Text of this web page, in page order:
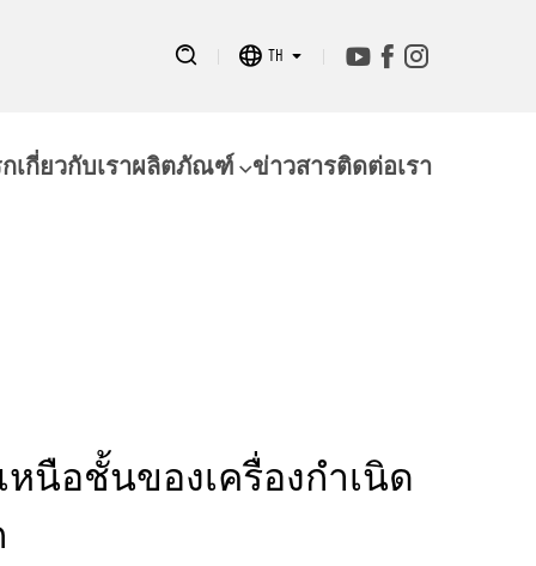
TH
เกี่ยวกับเราผลิตภัณฑ์ ข่าวสารติดต่อเรา
หนือชั้นของเครื่องกำเนิด